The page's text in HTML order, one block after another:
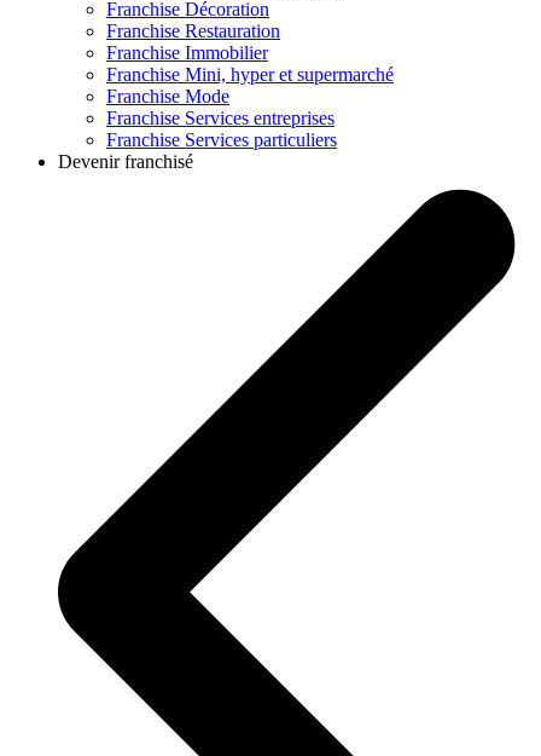
Franchise Décoration
Franchise Restauration
Franchise Immobilier
Franchise Mini, hyper et supermarché
Franchise Mode
Franchise Services entreprises
Franchise Services particuliers
Devenir franchisé